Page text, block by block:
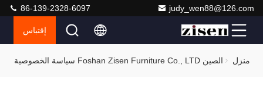
judy_wen88@126.com
86-139-2328-6097
إقتباس
منزل الصين Foshan Zisen Furniture Co., LTD سياسة الخصوصية